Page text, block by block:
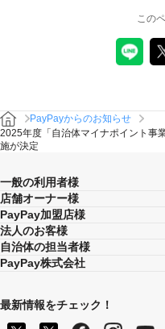
この
PayPayからのお知らせ
2025年度「自治体マイナポイント事
施が決定
一般の利用者様
店舗オーナー様
PayPay加盟店様
法人のお客様
自治体の担当者様
PayPay株式会社
最新情報をチェック！